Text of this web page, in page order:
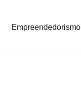
Empreendedorismo